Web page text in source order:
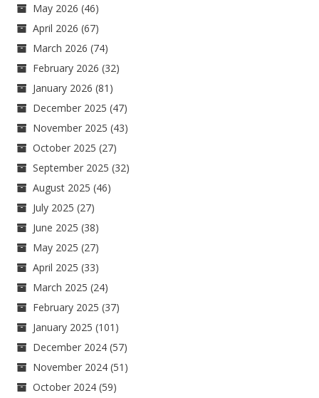
May 2026 (46)
April 2026 (67)
March 2026 (74)
February 2026 (32)
January 2026 (81)
December 2025 (47)
November 2025 (43)
October 2025 (27)
September 2025 (32)
August 2025 (46)
July 2025 (27)
June 2025 (38)
May 2025 (27)
April 2025 (33)
March 2025 (24)
February 2025 (37)
January 2025 (101)
December 2024 (57)
November 2024 (51)
October 2024 (59)